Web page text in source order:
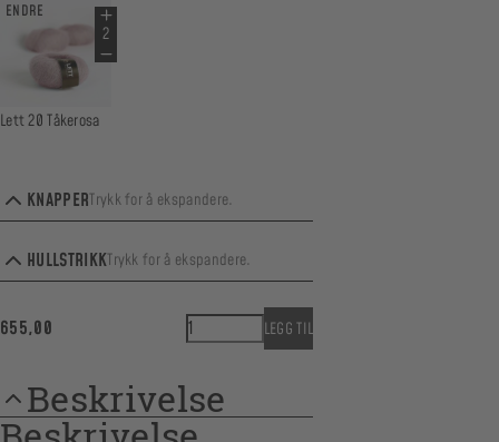
ENDRE
Lett 20 Tåkerosa
KNAPPERTrykk for å ekspandere.
sølvstjerne 15 mm
HULLSTRIKKTrykk for å ekspandere.
Hullstrikk 1 m
655,00 Knappeskjørt - Barnehagebarn antall
LEGG TIL
Beskrivelse